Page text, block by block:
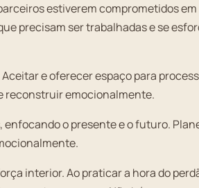
estiverem comprometidos em
precisam ser trabalhadas e se
e oferecer espaço para
reconstruir emocionalmente.
o presente e o futuro.
interior. Ao praticar a hora do